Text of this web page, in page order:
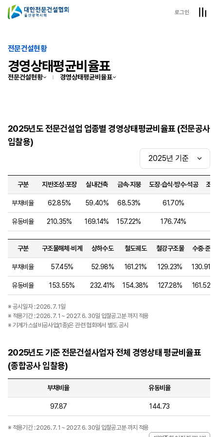
로그인
전문건설현황
경영상태평균비율표
전문건설현황 경영상태평균비율표
2025년도 전문건설업 업종별 경영상태평균비율표 (전문공사
입찰용)
구분 지반조성·포장 실내건축 금속·지붕 도장·습식·방수·석공 조
부채비율 62.85% 59.40% 68.53% 61.70%
유동비율 210.35% 169.14% 157.22% 176.74%
구분 구조물해체·비계 상하수도 철도궤도 철강구조물 수중·준설
부채비율 57.45% 52.98% 161.21% 129.23% 130.91%
유동비율 153.55% 232.41% 154.38% 127.28% 161.52%
※ 공시일자 : 2026. 7. 1일
※ 적용기간 : 2026. 7. 1 ~ 2027. 6. 30일 입찰공고분 까지 적용
※ 기계가스설비공사업(1종)은 관련 협회에서 별도 공시
2025년도 기준 전문건설사업자 전체 경영상태 평균비율표
(종합공사 입찰용)
부채비율 유동비율
97.87 144.73
※ 적용기간 : 2026. 7. 1 ~ 2027. 6. 30일 입찰공고분 까지 적용